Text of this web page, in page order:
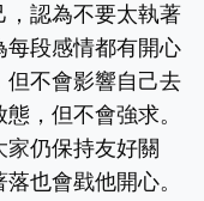
，認為不要太執著
每段感情都有開心
但不會影響自己去
，但不會強求。
家仍保持友好關
也會戥他開心。